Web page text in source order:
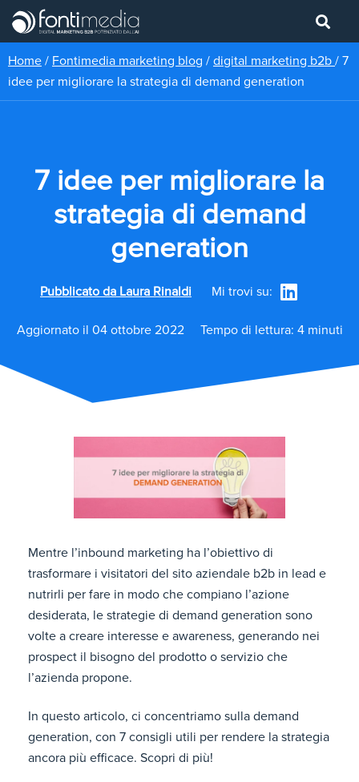
Home / Fontimedia marketing blog / digital marketing b2b / 7
idee per migliorare la strategia di demand generation
7 idee per migliorare la
strategia di demand
generation
Pubblicato da Laura Rinaldi Mi trovi su:
Aggiornato il 04 ottobre 2022 Tempo di lettura: 4 minuti
Mentre l’inbound marketing ha l’obiettivo di
trasformare i visitatori del sito aziendale b2b in lead e
nutrirli per fare in modo che compiano l’azione
desiderata, le strategie di demand generation sono
volte a creare interesse e awareness, generando nei
prospect il bisogno del prodotto o servizio che
l’azienda propone.
In questo articolo, ci concentriamo sulla demand
generation, con 7 consigli utili per rendere la strategia
ancora più efficace. Scopri di più!